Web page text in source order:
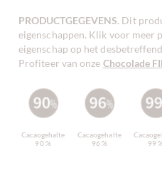
PRODUCTGEGEVENS. Dit
eigenschappen. Klik voor meer
eigenschap op het
Profiteer van onze Chocolade
Cacaogehalte
90 %
Cacaogehalte
96 %
99